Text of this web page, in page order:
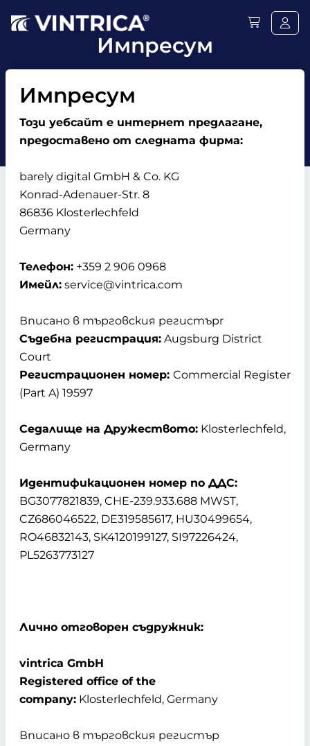
Импресум
Импресум
Този уебсайт е интернет предлагане,
предоставено от следната фирма:
barely digital GmbH & Co. KG
Konrad-Adenauer-Str. 8
86836 Klosterlechfeld
Germany
Телефон: +359 2 906 0968
Имейл: service@vintrica.com
Вписано в търговския регистърr
Съдебна регистрация: Augsburg District
Court
Регистрационен номер: Commercial Register
(Part A) 19597
Седалище на Дружеството: Klosterlechfeld,
Germany
Идентификационен номер по ДДС:
BG3077821839, CHE-239.933.688 MWST,
CZ686046522, DE319585617, HU30499654,
RO46832143, SK4120199127, SI97226424,
PL5263773127
Лично отговорен съдружник:
vintrica GmbH
Registered office of the
company: Klosterlechfeld, Germany
Вписано в търговския регистър